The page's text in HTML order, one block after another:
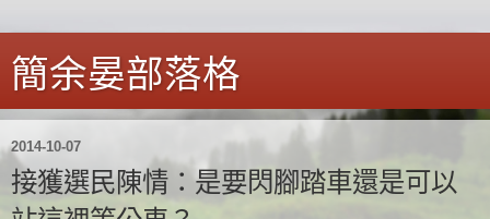
簡余晏部落格
2014-10-07
接獲選民陳情：是要閃腳踏車還是可以